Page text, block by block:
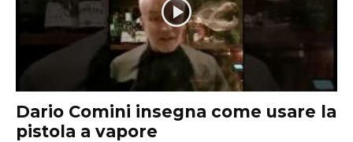
Dario Comini insegna come usare la
pistola a vapore